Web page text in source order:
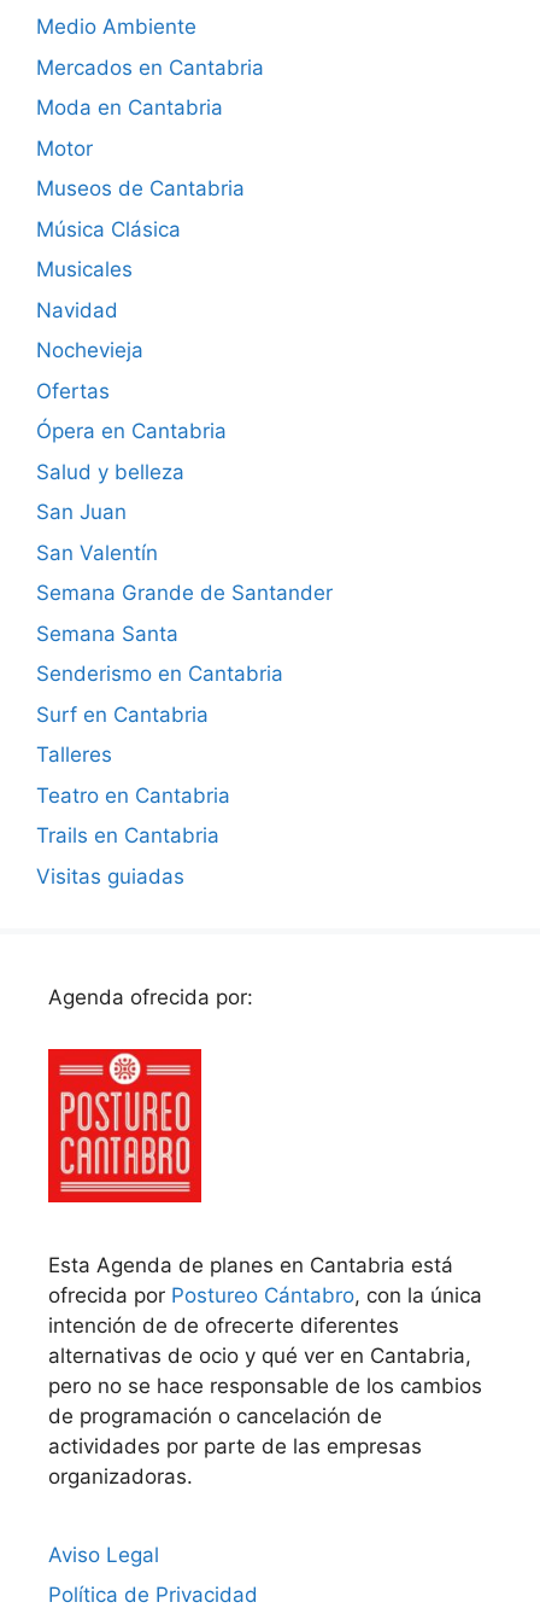
Medio Ambiente
Mercados en Cantabria
Moda en Cantabria
Motor
Museos de Cantabria
Música Clásica
Musicales
Navidad
Nochevieja
Ofertas
Ópera en Cantabria
Salud y belleza
San Juan
San Valentín
Semana Grande de Santander
Semana Santa
Senderismo en Cantabria
Surf en Cantabria
Talleres
Teatro en Cantabria
Trails en Cantabria
Visitas guiadas
Agenda ofrecida por:
Esta Agenda de planes en Cantabria está
ofrecida por Postureo Cántabro, con la única
intención de de ofrecerte diferentes
alternativas de ocio y qué ver en Cantabria,
pero no se hace responsable de los cambios
de programación o cancelación de
actividades por parte de las empresas
organizadoras.
Aviso Legal
Política de Privacidad